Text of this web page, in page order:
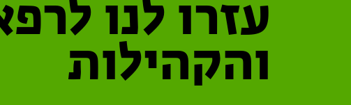
עזרו לנו
והקהילות